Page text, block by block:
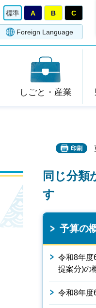
標準 A B C
Foreign Language
しごと・産業
印刷
同じ分類
す
予算の
令和8年度
提案分)の
令和8年度